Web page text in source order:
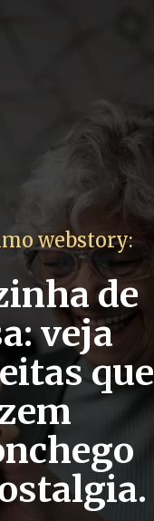
webstory:
de
veja
que